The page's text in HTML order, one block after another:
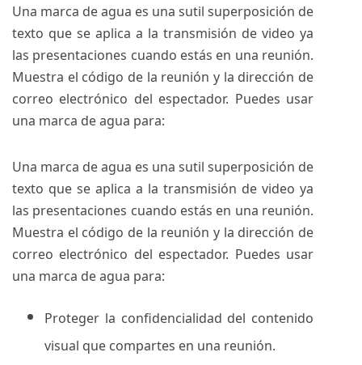
Una marca de agua es una sutil superposición de
texto que se aplica a la transmisión de video ya
las presentaciones cuando estás en una reunión.
Muestra el código de la reunión y la dirección de
correo electrónico del espectador. Puedes usar
una marca de agua para:
Una marca de agua es una sutil superposición de
texto que se aplica a la transmisión de video ya
las presentaciones cuando estás en una reunión.
Muestra el código de la reunión y la dirección de
correo electrónico del espectador. Puedes usar
una marca de agua para:
Proteger la confidencialidad del contenido
visual que compartes en una reunión.